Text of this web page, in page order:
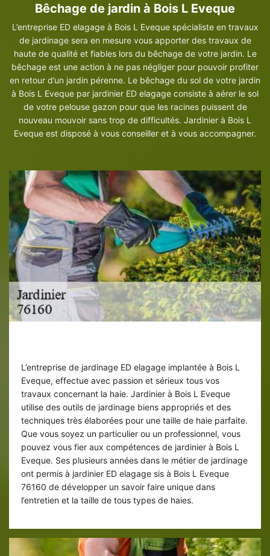
Bêchage de jardin à Bois L Eveque
L’entreprise ED elagage à Bois L Eveque spécialiste en travaux
de jardinage sera en mesure vous apporter des travaux de
haute de qualité et fiables lors du bêchage de votre jardin. Le
bêchage est une action à ne pas négliger pour pouvoir profiter
en retour d’un jardin pérenne. Le bêchage du sol de votre jardin
à Bois L Eveque par jardinier ED elagage consiste à aérer le sol
de votre pelouse gazon pour que les racines puissent de
nouveau mouvoir sans trop de difficultés. Jardinier à Bois L
Eveque est disposé à vous conseiller et à vous accompagner.
L’entreprise de jardinage ED elagage implantée à Bois L
Eveque, effectue avec passion et sérieux tous vos
travaux concernant la haie. Jardinier à Bois L Eveque
utilise des outils de jardinage biens appropriés et des
techniques très élaborées pour une taille de haie parfaite.
Que vous soyez un particulier ou un professionnel, vous
pouvez vous fier aux compétences de jardinier à Bois L
Eveque. Ses plusieurs années dans le métier de jardinage
ont permis à jardinier ED elagage sis à Bois L Eveque
76160 de développer un savoir faire unique dans
l’entretien et la taille de tous types de haies.